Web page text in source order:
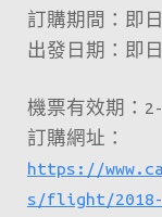
訂購期間：即
出發日期：即
機票有效期：
訂購網址：
https://
s/flight/2018-